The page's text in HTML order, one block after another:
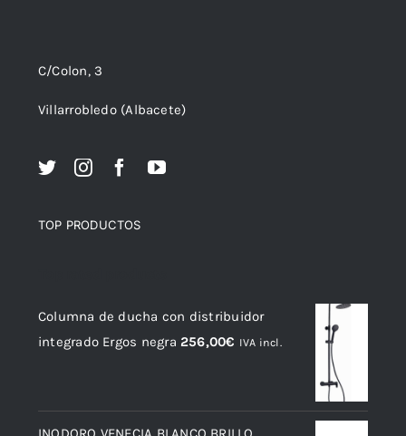
C/Colon, 3
Villarrobledo (Albacete)
TOP PRODUCTOS
Columna de ducha con distribuidor
integrado Ergos negra 256,00€ IVA incl.